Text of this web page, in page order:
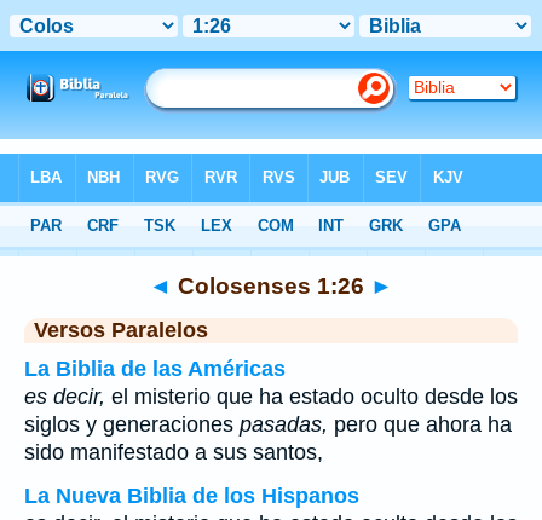
>Colosenses >Capítulo 1 > Verso 26
◄ Colosenses 1:26 ►
Versos Paralelos
La Biblia de las Américas
es decir, el misterio que ha estado oculto desde los
siglos y generaciones pasadas, pero que ahora ha
sido manifestado a sus santos,
La Nueva Biblia de los Hispanos